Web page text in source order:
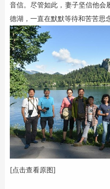
音信。尽管如此，妻子坚信他会
德湖，一直在默默等待和苦苦思
[点击查看原图]